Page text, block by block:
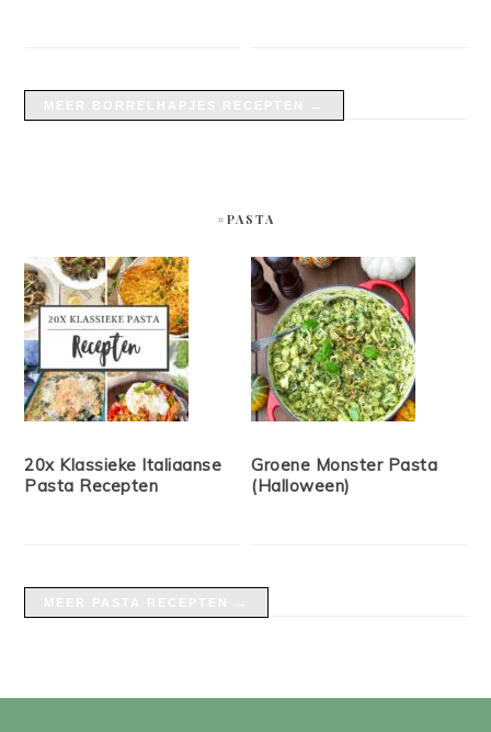
#PASTA
20x Klassieke Italiaanse
Pasta Recepten
Groene Monster Pasta
(Halloween)